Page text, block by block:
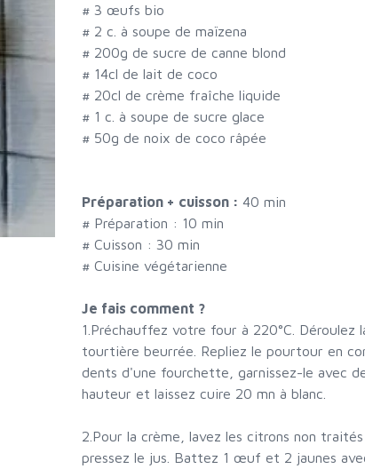
# 3 œufs bio
# 2 c. à soupe de maïzena
# 200g de sucre de canne blond
# 14cl de lait de coco
# 20cl de crème fraîche liquide
# 1 c. à soupe de sucre glace
# 50g de noix de coco râpée
Préparation + cuisson : 40 min
# Préparation : 10 min
# Cuisson : 30 min
# Cuisine végétarienne
Je fais comment ?
1.Préchauffez votre four à 220°C. Déroulez
tourtière beurrée. Repliez le pourtour en
dents d'une fourchette, garnissez-le avec
hauteur et laissez cuire 20 mn à blanc.
2.Pour la crème, lavez les citrons non
pressez le jus. Battez 1 œuf et 2 jaunes